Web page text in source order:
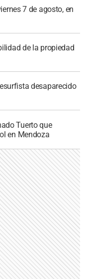
7 de agosto, en
de la propiedad
desaparecido
Tuerto que
en Mendoza